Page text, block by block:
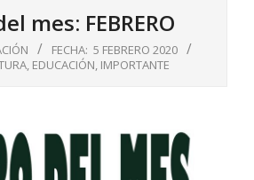
mes: FEBRERO
FECHA: 5 FEBRERO 2020
, EDUCACIÓN, IMPORTANTE